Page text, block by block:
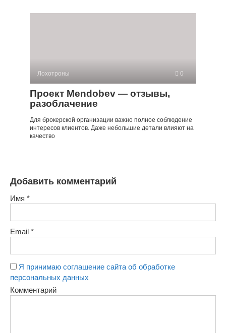
Лохотроны 0
Проект Mendobev — отзывы,
разоблачение
Для брокерской организации важно полное соблюдение
интересов клиентов. Даже небольшие детали влияют на
качество
Добавить комментарий
Имя *
Email *
Я принимаю соглашение сайта об обработке
персональных данных
Комментарий